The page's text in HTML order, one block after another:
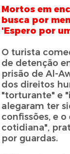
Mortos em
busca por
'Espero por
O turista
de detenção
prisão de Al-
dos direitos
"torturante" e
alegaram ter
confissões, e
cotidiana",
por guardas.